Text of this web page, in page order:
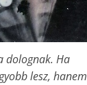
dolognak. Ha
lesz, hanem